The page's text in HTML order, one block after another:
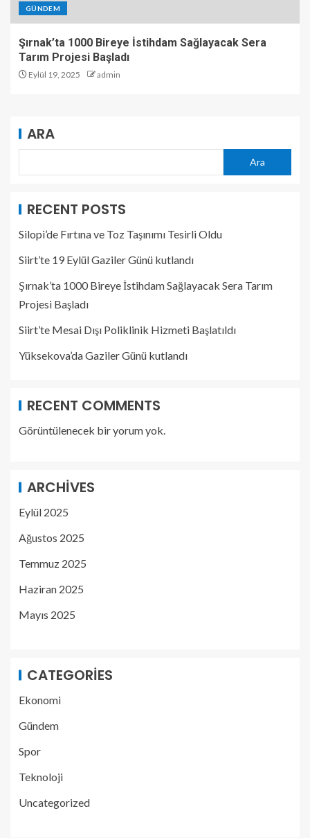
GÜNDEM
Şırnak’ta 1000 Bireye İstihdam Sağlayacak Sera
Tarım Projesi Başladı
Eylül 19, 2025 admin
ARA
Ara
RECENT POSTS
Silopi’de Fırtına ve Toz Taşınımı Tesirli Oldu
Siirt’te 19 Eylül Gaziler Günü kutlandı
Şırnak’ta 1000 Bireye İstihdam Sağlayacak Sera Tarım
Projesi Başladı
Siirt’te Mesai Dışı Poliklinik Hizmeti Başlatıldı
Yüksekova’da Gaziler Günü kutlandı
RECENT COMMENTS
Görüntülenecek bir yorum yok.
ARCHIVES
Eylül 2025
Ağustos 2025
Temmuz 2025
Haziran 2025
Mayıs 2025
CATEGORIES
Ekonomi
Gündem
Spor
Teknoloji
Uncategorized